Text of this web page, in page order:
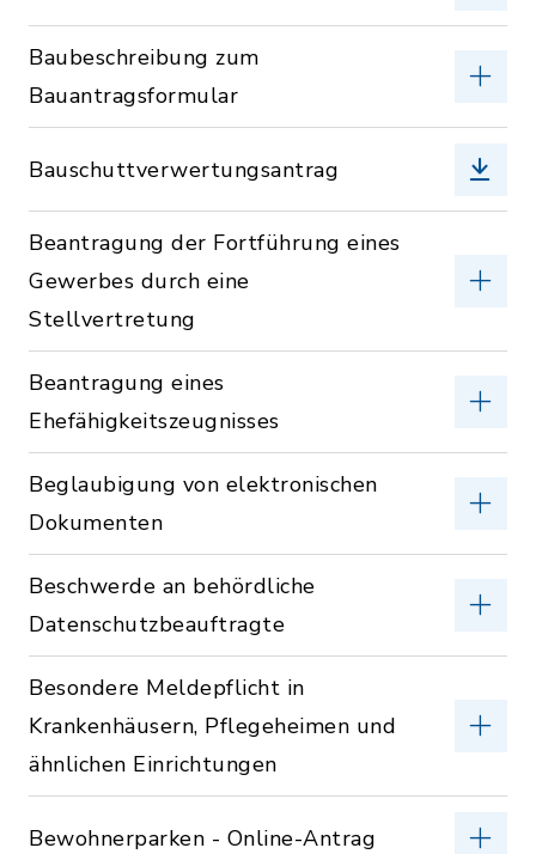
Baubeschreibung zum
Bauantragsformular
Bauschuttverwertungsantrag
Beantragung der Fortführung eines
Gewerbes durch eine
Stellvertretung
Beantragung eines
Ehefähigkeitszeugnisses
Beglaubigung von elektronischen
Dokumenten
Beschwerde an behördliche
Datenschutzbeauftragte
Besondere Meldepflicht in
Krankenhäusern, Pflegeheimen und
ähnlichen Einrichtungen
Bewohnerparken - Online-Antrag